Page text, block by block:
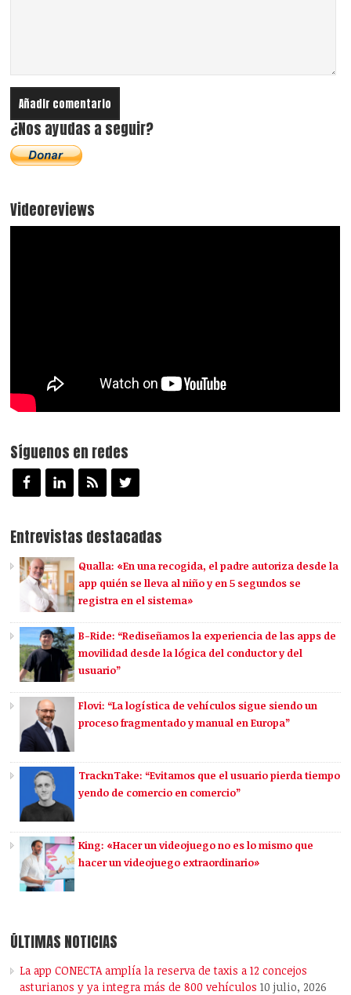
¿Nos ayudas a seguir?
Videoreviews
Síguenos en redes
Entrevistas destacadas
Qualla: «En una recogida, el padre autoriza desde la
app quién se lleva al niño y en 5 segundos se
registra en el sistema»
B-Ride: “Rediseñamos la experiencia de las apps de
movilidad desde la lógica del conductor y del
usuario”
Flovi: “La logística de vehículos sigue siendo un
proceso fragmentado y manual en Europa”
TracknTake: “Evitamos que el usuario pierda tiempo
yendo de comercio en comercio”
King: «Hacer un videojuego no es lo mismo que
hacer un videojuego extraordinario»
ÚLTIMAS NOTICIAS
La app CONECTA amplía la reserva de taxis a 12 concejos
asturianos y ya integra más de 800 vehículos 10 julio, 2026